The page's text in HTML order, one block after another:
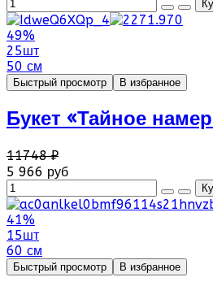
49%
25шт
50 см
Быстрый просмотр В избранное
Букет «Тайное
11748 ₽
5 966 руб
41%
15шт
60 см
Быстрый просмотр В избранное